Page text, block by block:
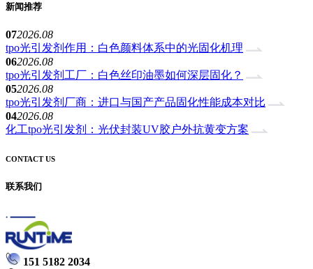
新闻推荐
072026.08
tpo光引发剂作用：白色颜料体系中的光固化机理
062026.08
tpo光引发剂工厂：白色丝印油墨如何深层固化？
052026.08
tpo光引发剂厂商：进口与国产产品固化性能成本对比
042026.08
化工tpo光引发剂：光伏封装UV胶户外抗黄变方案
CONTACT US
联系我们
151 5182 2034